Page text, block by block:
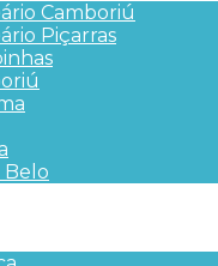
Camboriú
Piçarras